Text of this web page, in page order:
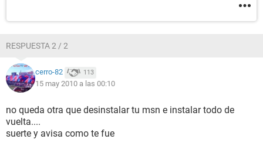
RESPUESTA 2 / 2
cerro-82 113
15 may 2010 a las 00:10
no queda otra que desinstalar tu msn e instalar todo de
vuelta....
suerte y avisa como te fue